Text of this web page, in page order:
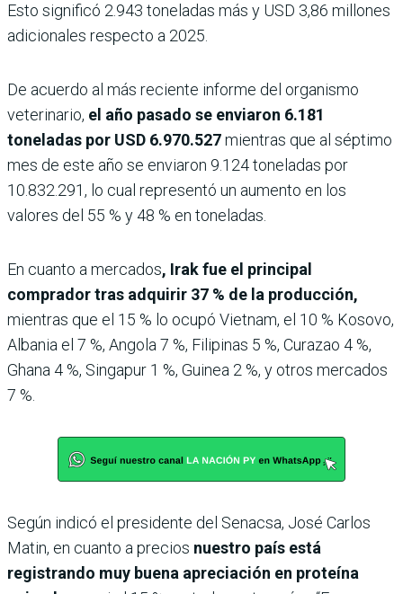
Esto significó 2.943 toneladas más y USD 3,86 millones
adicionales respecto a 2025.
De acuerdo al más reciente informe del organismo
veterinario, el año pasado se enviaron 6.181
toneladas por USD 6.970.527mientras que al séptimo
mes de este año se enviaron 9.124 toneladas por
10.832.291, lo cual representó un aumento en los
valores del 55 % y 48 % en toneladas.
En cuanto a mercados, Irak fue el principal
comprador tras adquirir 37 % de la producción,
mientras que el 15 % lo ocupó Vietnam, el 10 % Kosovo,
Albania el 7 %, Angola 7 %, Filipinas 5 %, Curazao 4 %,
Ghana 4 %, Singapur 1 %, Guinea 2 %, y otros mercados
7 %.
Según indicó el presidente del Senacsa, José Carlos
Matin, en cuanto a precios nuestro país está
registrando muy buena apreciación en proteína